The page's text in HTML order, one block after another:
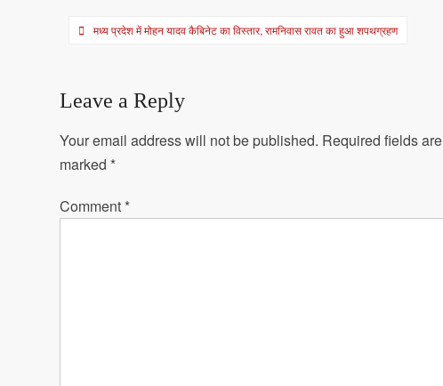
Postमध्य प्रदेश में मोहन यादव कैबिनेट का विस्तार, रामनिवास रावत का हुआ शपथग्रहण
Leave a Reply
Your email address will not be published. Required fields are
marked *
Comment *